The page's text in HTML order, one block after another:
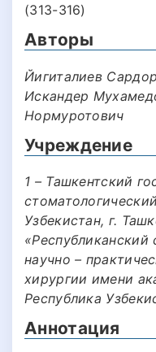
(313-316)
Авторы
Йигиталиев
Искандер
Нормуротович
Учреждение
1 – Ташкентский
Узбекистан, г.
«Республиканский
научно –
хирургии имени
Республика
Аннотация